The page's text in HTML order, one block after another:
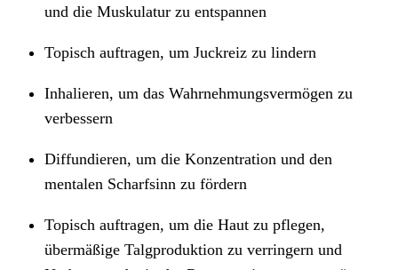
und die Muskulatur zu entspannen
Topisch auftragen, um Juckreiz zu lindern
Inhalieren, um das Wahrnehmungsvermögen zu
verbessern
Diffundieren, um die Konzentration und den
mentalen Scharfsinn zu fördern
Topisch auftragen, um die Haut zu pflegen,
übermäßige Talgproduktion zu verringern und